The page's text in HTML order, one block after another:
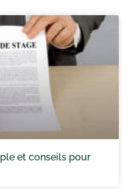
et conseils pour